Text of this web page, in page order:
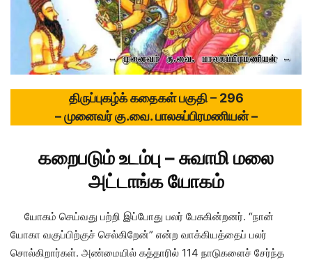
திருப்புகழ்க் கதைகள் பகுதி – 296
– முனைவர் கு.வை. பாலசுப்பிரமணியன் –
கறைபடும் உடம்பு – சுவாமி மலை
அட்டாங்க யோகம்
யோகம் செய்வது பற்றி இப்போது பலர் பேசுகின்றனர். “நான்
யோகா வகுப்பிற்குச் செல்கிறேன்” என்ற வாக்கியத்தைப் பலர்
சொல்கிறார்கள். அண்மையில் கத்தாரில் 114 நாடுகளைச் சேர்ந்த